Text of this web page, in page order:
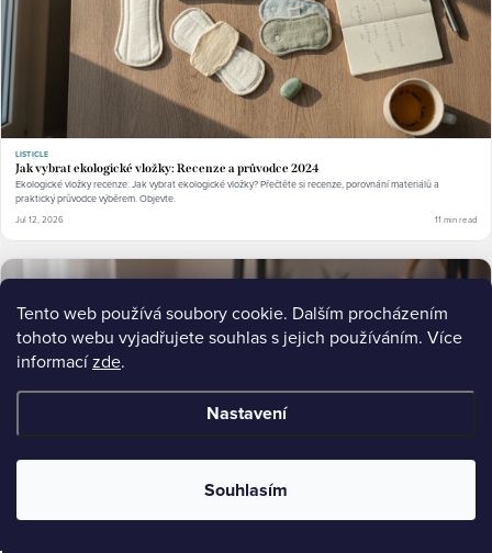
Tento web používá soubory cookie. Dalším procházením
tohoto webu vyjadřujete souhlas s jejich používáním. Více
informacízde.
Nastavení
Souhlasím
LISTICLE
Jak vybrat ekologické vložky: Recenze a průvodce 2024
Ekologické vložky recenze: Jak vybrat ekologické vložky? Přečtěte si recenze, porovnání materiálů a
praktický průvodce výběrem. Objevte.
Jul 12, 2026 11 min read